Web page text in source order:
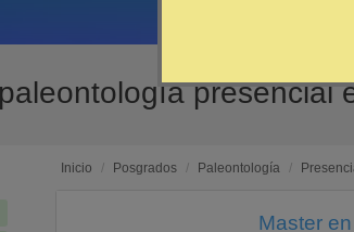
presencial
Inicio / Posgrados / Paleontología /
Master